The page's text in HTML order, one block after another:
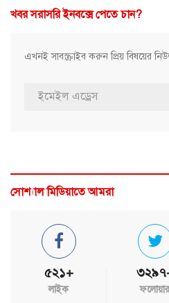
খবর সরাসরি ইনবক্সে পেতে চান?
এখনই সাবস্ক্রাইব করুন প্রিয় বিষয়ের
সোশ্যাল মিডিয়াতে আমরা
৫২১+
লাইক